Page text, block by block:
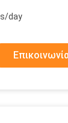
day